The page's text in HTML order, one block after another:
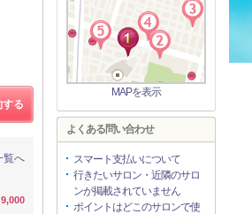
する
覧へ
9,000
MAPを表示
よくある問い合わせ
スマート支払いについて
行きたいサロン・近隣のサロ
ンが掲載されていません
ポイントはどこのサロンで使